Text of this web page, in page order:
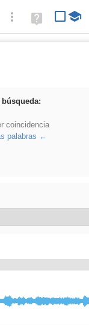
Búsqueda avanzada
Ayuda
(en
coincidencia
palabras
«EducaMadrid» en: